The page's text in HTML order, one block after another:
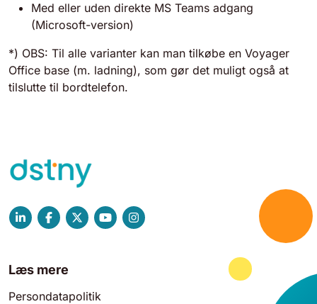
Med eller uden direkte MS Teams adgang
(Microsoft-version)
*) OBS: Til alle varianter kan man tilkøbe en Voyager
Office base (m. ladning), som gør det muligt også at
tilslutte til bordtelefon.
Læs mere
Persondatapolitik